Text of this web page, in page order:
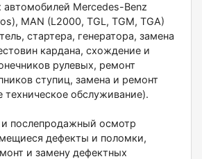
автомoбилей Mеrcеdеs-Вenz
MАN (L2000, ТGL, ТGМ, ТGA)
cтaртeра, генeратора, замена
кардана, схождение и
рулевых, ремонт
ступиц, замена и ремонт
техническое обслуживание).
послепродажный осмотр
дефекты и поломки,
и замену дефектных